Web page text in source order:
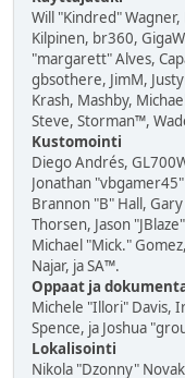
Will "Kindred"
Kilpinen, br360,
"margarett" Alves,
gbsothere, JimM,
Krash, Mashby,
Steve, Storman™,
Kustomointi
Diego Andrés,
Jonathan
Brannon "B" Hall,
Thorsen, Jason
Michael "Mick."
Najar, ja SA™.
Oppaat ja
Michele "Illori" Davis,
Spence, ja Joshua
Lokalisointi
Nikola "Dzonny"